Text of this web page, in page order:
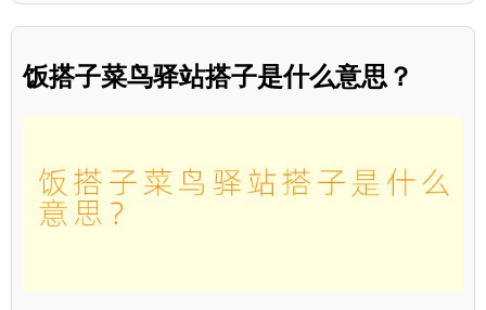
饭搭子菜鸟驿站搭子是什么意思？